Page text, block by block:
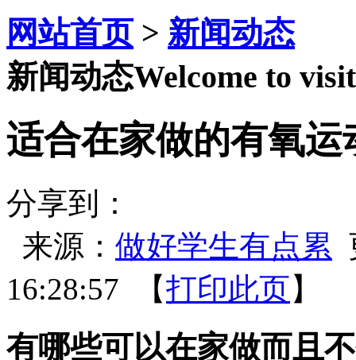
网站首页> 新闻动态
新闻动态Welcome to
适合在家做的有氧运
分享到：
来源： 做好学生有点累
16:28:57 【打印此页】
有哪些可以在家做而且